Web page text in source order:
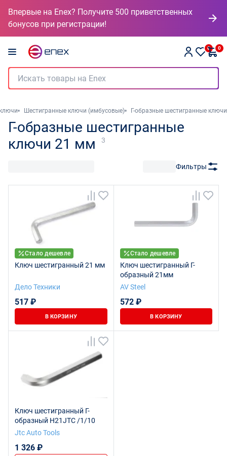
Впервые на Enex? Получите 500 приветственных
бонусов при регистрации!
0 0
Шестигранные ключи (имбусовые) Г-образные шестигранные ключи
Г-образные шестигранные
ключи 21 мм
3
Фильтры
Стало дешевле
Ключ шестигранный 21 мм
Дело Техники
517 ₽
В КОРЗИНУ
Стало дешевле
Ключ шестигранный Г-
образный 21мм
AV Steel
572 ₽
В КОРЗИНУ
Ключ шестигранный Г-
образный H21JTC /1/10
Jtc Auto Tools
1 326 ₽